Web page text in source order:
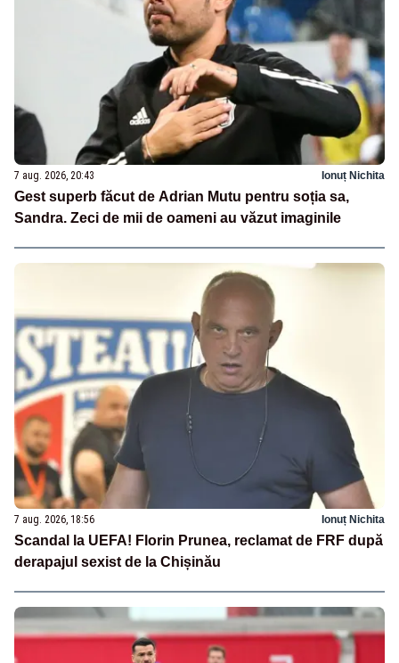
7 aug. 2026, 20:43 Ionuț Nichita
Gest superb făcut de Adrian Mutu pentru soția sa,
Sandra. Zeci de mii de oameni au văzut imaginile
7 aug. 2026, 18:56 Ionuț Nichita
Scandal la UEFA! Florin Prunea, reclamat de FRF după
derapajul sexist de la Chișinău